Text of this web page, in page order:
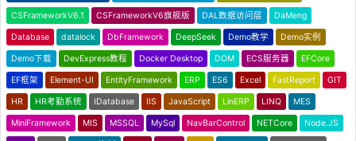
CSFrameworkV6.1 CSFrameworkV6旗舰版 DAL数据访问层 DaMeng
Database datalock DbFramework DeepSeek Demo教学 Demo实例
Demo下载 DevExpress教程 Docker Desktop DOM ECS服务器 EFCore
EF框架 Element-UI EntityFramework ERP ES6 Excel FastReport GIT
HR HR考勤系统 IDatabase IIS JavaScript LinERP LINQ MES
MiniFramework MIS MSSQL MySql NavBarControl NETCore Node.JS